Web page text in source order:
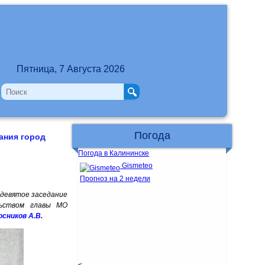
Пятница, 7 Августа 2026
город
заседание
главы МО
А.В.
Погода
Погода в Калининске
Gismeteo
Прогноз на 2 недели